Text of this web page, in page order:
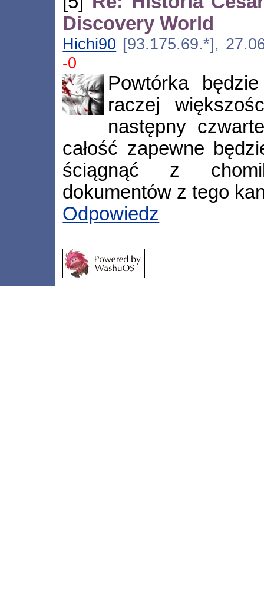
Discovery World
Hichi90 [93.175.69.*],
-0
Powtórka
raczej
następny
całość zapewne
ściągnąć z
dokumentów z tego
Odpowiedz